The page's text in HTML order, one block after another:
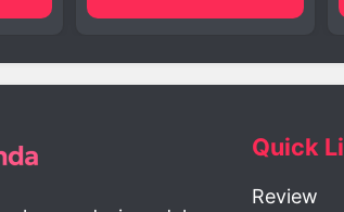
Quick
Review